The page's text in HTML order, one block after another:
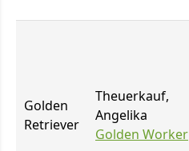
Golden
Retriever
Theuerkauf,
Angelika
Golden Worker